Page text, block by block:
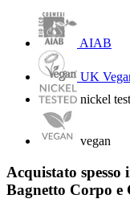
AIAB
UK
nickel
vegan
Acquistato
Bagnetto Corpo e